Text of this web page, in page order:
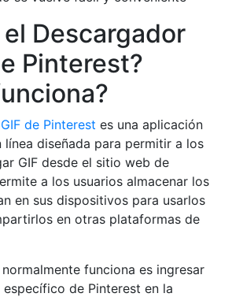
Descargador
Pinterest?
de Pinterest es una aplicación
línea diseñada para permitir a los
GIF desde el sitio web de
a los usuarios almacenar los
en sus dispositivos para usarlos
en otras plataformas de
funciona es ingresar
específico de Pinterest en la